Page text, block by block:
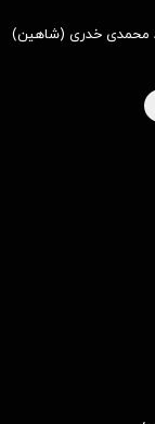
محمدی خدری (شاهین)